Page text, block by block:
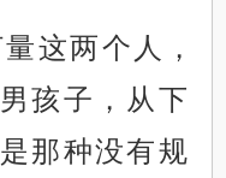
这两个人，
孩子，从下
那种没有规